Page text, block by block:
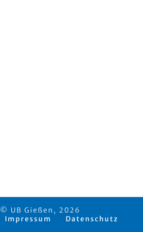
© UB Gießen, 2026
Impressum
Datenschutz